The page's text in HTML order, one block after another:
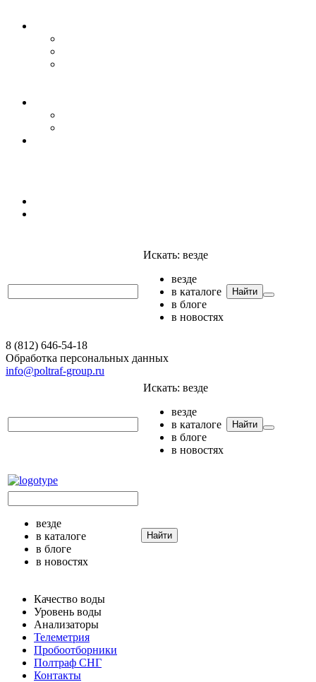
Искать: везде
везде
в каталоге
в блоге
в новостях
Найти
8 (812) 646-54-18
Обработка персональных данных
info@poltraf-group.ru
Искать: везде
везде
в каталоге
в блоге
в новостях
Найти
везде
в каталоге
в блоге
в новостях
Найти
Качество воды
Уровень воды
Анализаторы
Телеметрия
Пробоотборники
Полтраф СНГ
Контакты